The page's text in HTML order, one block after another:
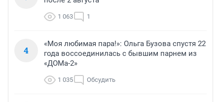
1 063 1
4
«Моя любимая пара!»: Ольга Бузова спустя 22
года воссоединилась с бывшим парнем из
«ДОМа-2»
1 035 Обсудить